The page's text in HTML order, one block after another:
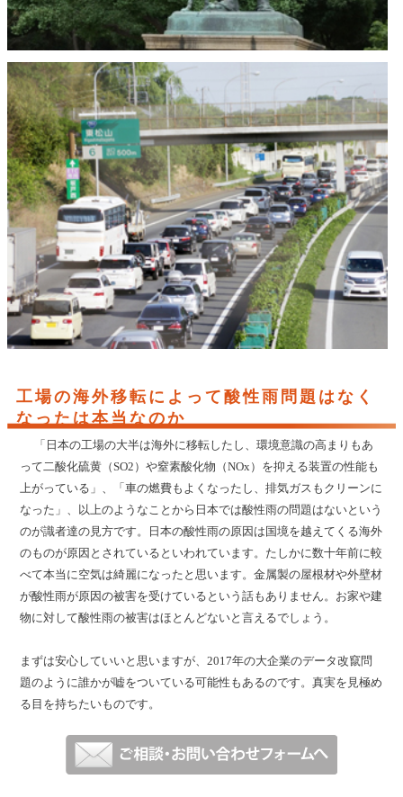
工場の海外移転によって酸性雨問題はなく
なったは本当なのか
「日本の工場の大半は海外に移転したし、環境意識の高まりもあ
って二酸化硫黄（SO2）や窒素酸化物（NOx）を抑える装置の性能も
上がっている」、「車の燃費もよくなったし、排気ガスもクリーンに
なった」、以上のようなことから日本では酸性雨の問題はないという
のが識者達の見方です。日本の酸性雨の原因は国境を越えてくる海外
のものが原因とされているといわれています。たしかに数十年前に較
べて本当に空気は綺麗になったと思います。金属製の屋根材や外壁材
が酸性雨が原因の被害を受けているという話もありません。お家や建
物に対して酸性雨の被害はほとんどないと言えるでしょう。
まずは安心していいと思いますが、2017年の大企業のデータ改竄問
題のように誰かが嘘をついている可能性もあるのです。真実を見極め
る目を持ちたいものです。